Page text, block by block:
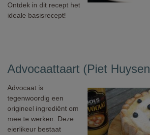
Ontdek in dit recept het
ideale basisrecept!
Advocaattaart (Piet
Advocaat is
tegenwoordig een
origineel ingrediënt om
mee te werken. Deze
eierlikeur bestaat